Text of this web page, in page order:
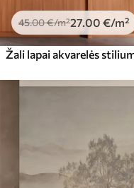
45.00€/m²27 .00 €/m²
Žali lapai akvarelės